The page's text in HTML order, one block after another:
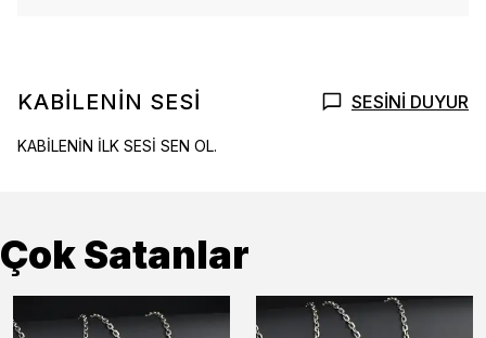
KABİLENİN SESİ SESİNİ DUYUR
KABİLENİN İLK SESİ SEN OL.
Çok Satanlar